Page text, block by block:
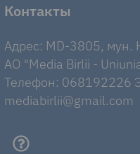
Контакты
Адрес: MD-3805, мун.
AO "Media Birlii -
Телефон: 068192226
mediabirlii@gmail.com